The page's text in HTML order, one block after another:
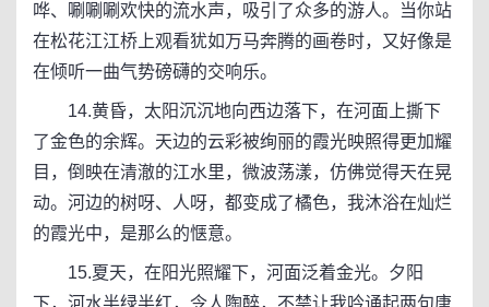
哗、唰唰唰欢快的流水声，吸引了众多的游人。当你站
在松花江江桥上观看犹如万马奔腾的画卷时，又好像是
在倾听一曲气势磅礴的交响乐。
14.黄昏，太阳沉沉地向西边落下，在河面上撕下
了金色的余辉。天边的云彩被绚丽的霞光映照得更加耀
目，倒映在清澈的江水里，微波荡漾，仿佛觉得天在晃
动。河边的树呀、人呀，都变成了橘色，我沐浴在灿烂
的霞光中，是那么的惬意。
15.夏天，在阳光照耀下，河面泛着金光。夕阳
下，河水半绿半红，令人陶醉，不禁让我吟诵起两句唐